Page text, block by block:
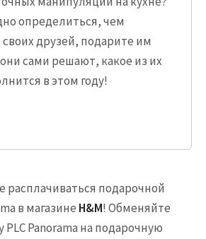
определиться, чем
друзей, подарите им
сами решают, какое из их
в этом году!
расплачиваться подарочной
в магазине H&M! Обменяйте
Panorama на подарочную